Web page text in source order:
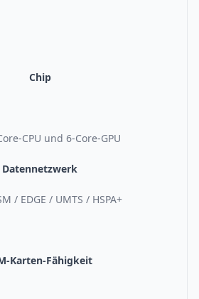
Chip
CPU und 6-Core-GPU
Datennetzwerk
/ EDGE / UMTS / HSPA+
Karten-Fähigkeit